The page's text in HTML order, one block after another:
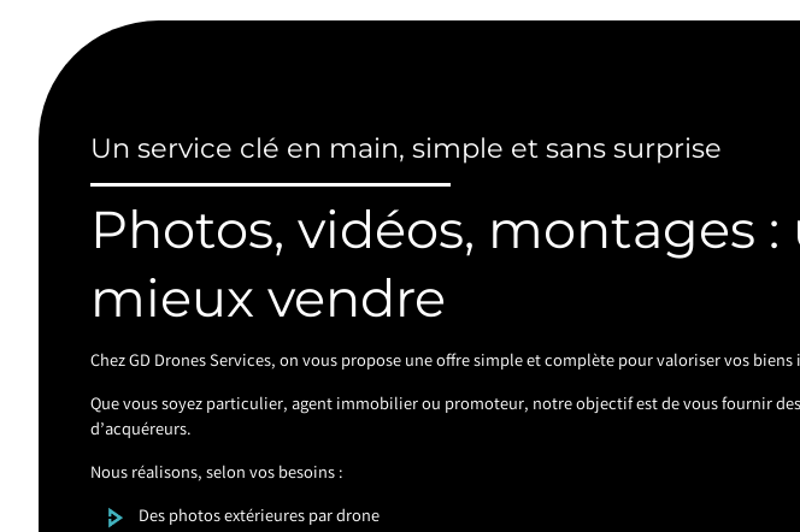
Un service clé en main, simple et sans surprise
Photos, vidéos, montages
mieux vendre
Chez GD Drones Services, on vous propose une offre simple et complète pour valoriser vos
Que vous soyez particulier, agent immobilier ou promoteur, notre objectif est de vous fournir
d’acquéreurs.
Nous réalisons, selon vos besoins :
Des photos extérieures par drone